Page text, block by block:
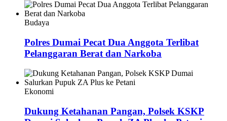
Budaya
Polres Dumai Pecat Dua Anggota Terlibat
Pelanggaran Berat dan Narkoba
Ekonomi
Dukung Ketahanan Pangan, Polsek KSKP